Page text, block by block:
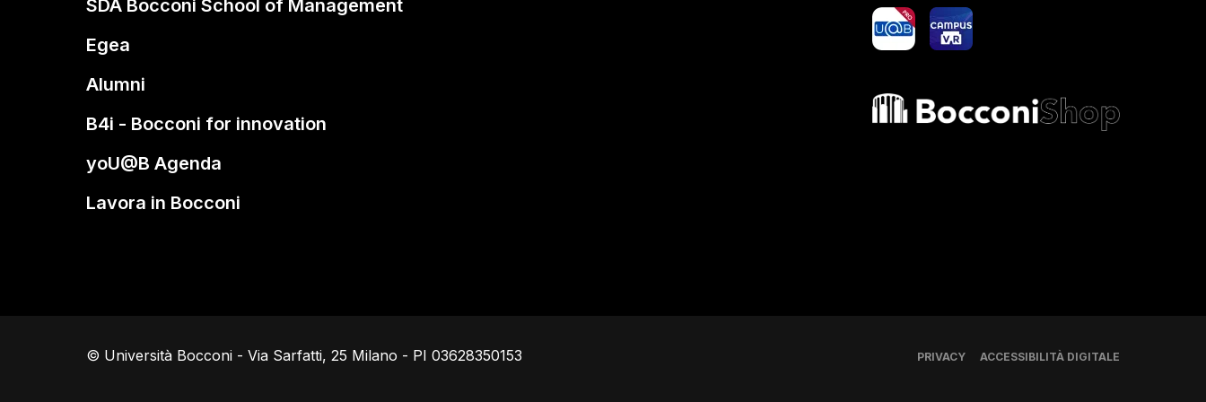
SDA Bocconi School of Management
Egea
Alumni
B4i - Bocconi for innovation
yoU@B Agenda
Lavora in Bocconi
yoU@B Campus VR
Bocconi shop
© Università Bocconi - Via Sarfatti, 25 Milano - PI 03628350153 PRIVACY ACCESSIBILITÀ DIGITALE